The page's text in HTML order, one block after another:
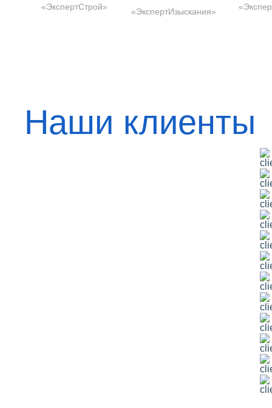
«ЭкспертСтрой» «ЭкспертИзыскания»
Наши клиенты